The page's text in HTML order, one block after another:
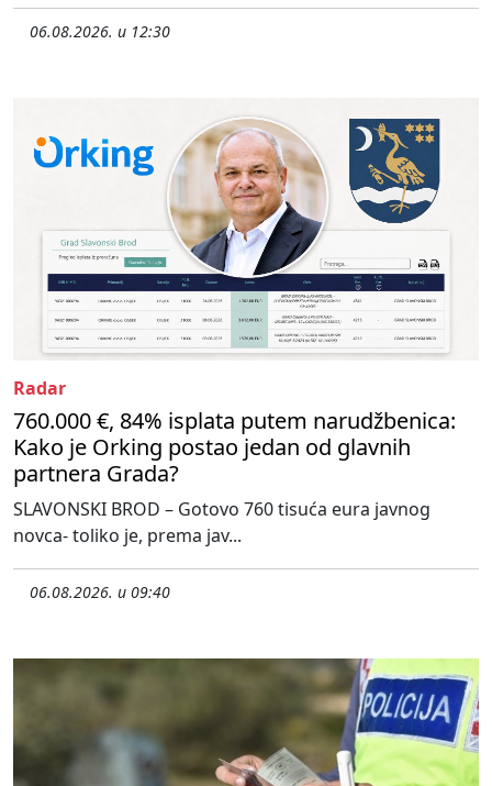
06.08.2026. u 12:30
Radar
760.000 €, 84% isplata putem narudžbenica:
Kako je Orking postao jedan od glavnih
partnera Grada?
SLAVONSKI BROD – Gotovo 760 tisuća eura javnog
novca- toliko je, prema jav...
06.08.2026. u 09:40